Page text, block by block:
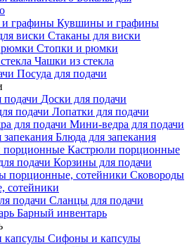
Кувшины и графины
Стаканы для виски
Стопки и рюмки
Чашки из стекла
Посуда для подачи
Доски для подачи
Лопатки для подачи
Мини-ведра для подачи
Блюда для запекания
Кастрюли порционные
Корзины для подачи
Сковороды
сотейники
Сланцы для подачи
Барный инвентарь
Сифоны и капсулы